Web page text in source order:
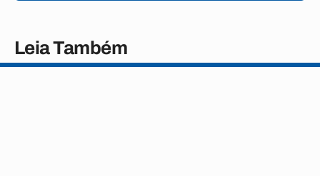
Leia Também